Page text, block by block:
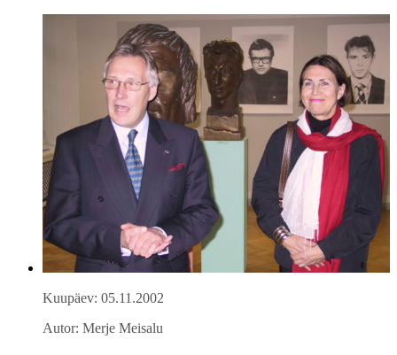
Kuupäev: 05.11.2002
Autor: Merje Meisalu